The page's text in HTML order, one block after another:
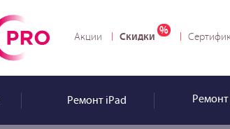
Акции Скидки
РемонтiPad Ремонт